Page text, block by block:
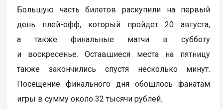
Большую часть билетов раскупили на первый
день плей-офф, который пройдет 20 августа,
а также финальные матчи в субботу
и воскресенье. Оставшиеся места на пятницу
также закончились спустя несколько минут.
Посещение финального дня обошлось фанатам
игры в сумму около 32 тысячи рублей.